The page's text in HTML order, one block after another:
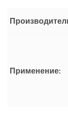
Применение: